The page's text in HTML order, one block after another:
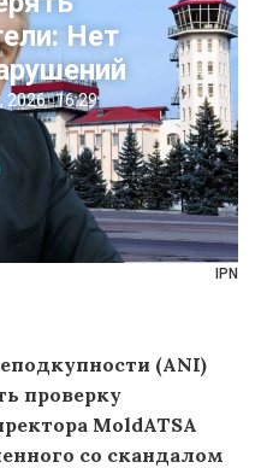
IPN
Нет
2026 16:29
(ANI)
проверку
MoldATSA
со скандалом